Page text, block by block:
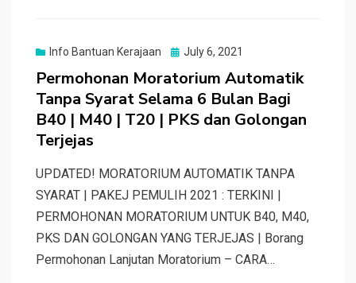
Info Bantuan Kerajaan
Posted
July 6, 2021
Permohonan Moratorium Automatik
Tanpa Syarat Selama 6 Bulan Bagi
B40 | M40 | T20 | PKS dan Golongan
Terjejas
UPDATED! MORATORIUM AUTOMATIK TANPA
SYARAT | PAKEJ PEMULIH 2021 : TERKINI |
PERMOHONAN MORATORIUM UNTUK B40, M40,
PKS DAN GOLONGAN YANG TERJEJAS | Borang
Permohonan Lanjutan Moratorium – CARA…